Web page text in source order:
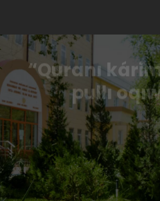
“Quranı
pullı